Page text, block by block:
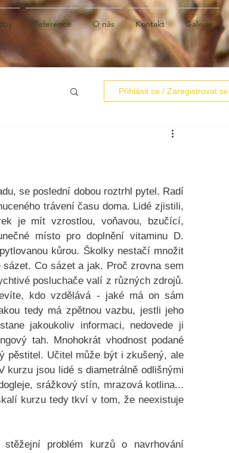
Reference O nás Kontakt Galerie
Přihlásit se / Zaregistrovat se
se poslední dobou roztrhl pytel. Radí
trávení času doma. Lidé zjistili,
je mít vzrostlou, voňavou, bzučící,
místo pro doplnění vitaminu D.
kůrou. Školky nestačí množit
Co sázet a jak. Proč zrovna sem
posluchače valí z různých zdrojů.
kdo vzdělává - jaké má on sám
tedy má zpětnou vazbu, jestli jeho
jakoukoliv informaci, nedovede ji
tah. Mnohokrát vhodnost podané
pěstitel. Učitel může být i zkušený, ale
kurzu jsou lidé s diametrálně odlišnými
srážkový stín, mrazová kotlina...
kurzu tedy tkví v tom, že neexistuje
stěžejní problém kurzů o navrhování